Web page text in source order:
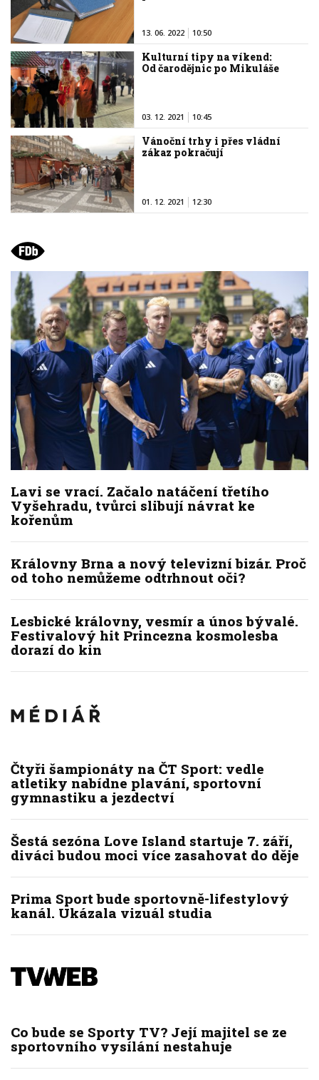
13. 06. 2022 10:50
Kulturní tipy na víkend:
Od čarodějnic po Mikuláše
03. 12. 2021 10:45
Vánoční trhy i přes vládní
zákaz pokračují
01. 12. 2021 12:30
Lavi se vrací. Začalo natáčení třetího
Vyšehradu, tvůrci slibují návrat ke
kořenům
Královny Brna a nový televizní bizár. Proč
od toho nemůžeme odtrhnout oči?
Lesbické královny, vesmír a únos bývalé.
Festivalový hit Princezna kosmolesba
dorazí do kin
Čtyři šampionáty na ČT Sport: vedle
atletiky nabídne plavání, sportovní
gymnastiku a jezdectví
Šestá sezóna Love Island startuje 7. září,
diváci budou moci více zasahovat do děje
Prima Sport bude sportovně-lifestylový
kanál. Ukázala vizuál studia
Co bude se Sporty TV? Její majitel se ze
sportovního vysílání nestahuje